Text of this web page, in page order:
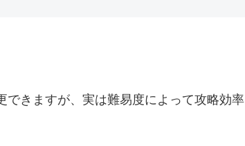
きますが、実は難易度によって攻略効率